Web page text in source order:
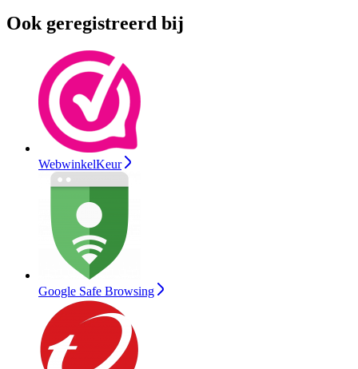
Ook geregistreerd bij
WebwinkelKeur
Google Safe Browsing